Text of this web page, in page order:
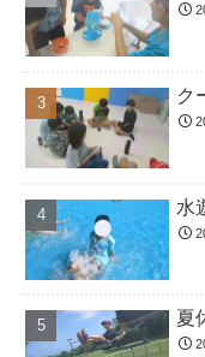
ク
水
夏